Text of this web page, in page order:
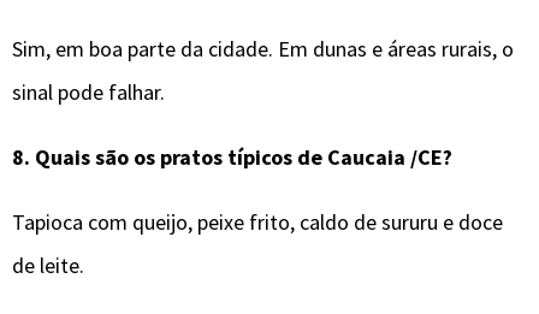
Sim, em boa parte da cidade. Em dunas e áreas rurais, o
sinal pode falhar.
8. Quais são os pratos típicos de Caucaia /CE?
Tapioca com queijo, peixe frito, caldo de sururu e doce
de leite.